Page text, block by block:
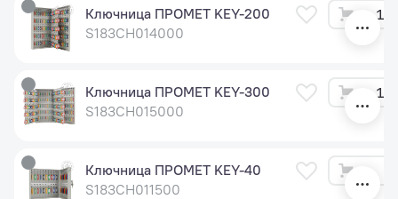
Ключница ПРОМЕТ KEY-200
S183CH014000
12
Ключница ПРОМЕТ KEY-300
S183CH015000
18
Ключница ПРОМЕТ KEY-40
S183CH011500